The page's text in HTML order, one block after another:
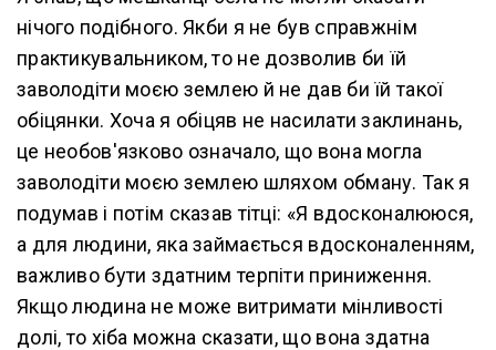
нічого подібного. Якби я не був справжнім
практикувальником, то не дозволив би їй
заволодіти моєю землею й не дав би їй такої
обіцянки. Хоча я обіцяв не насилати заклинань,
це необов'язково означало, що вона могла
заволодіти моєю землею шляхом обману. Так я
подумав і потім сказав тітці: «Я вдосконалююся,
а для людини, яка займається вдосконаленням,
важливо бути здатним терпіти приниження.
Якщо людина не може витримати мінливості
долі, то хіба можна сказати, що вона здатна